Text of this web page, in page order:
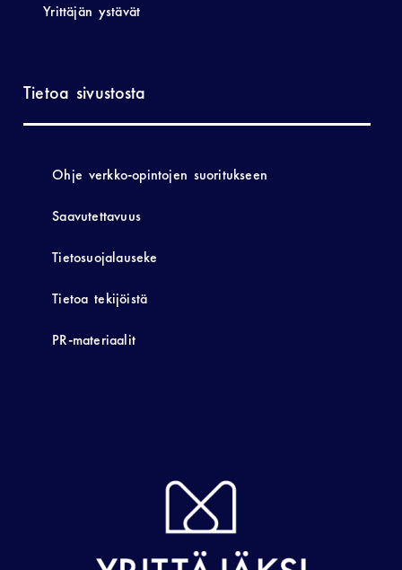
Yrittäjän ystävät
Tietoa sivustosta
Ohje verkko-opintojen suoritukseen
Saavutettavuus
Tietosuojalauseke
Tietoa tekijöistä
PR-materiaalit